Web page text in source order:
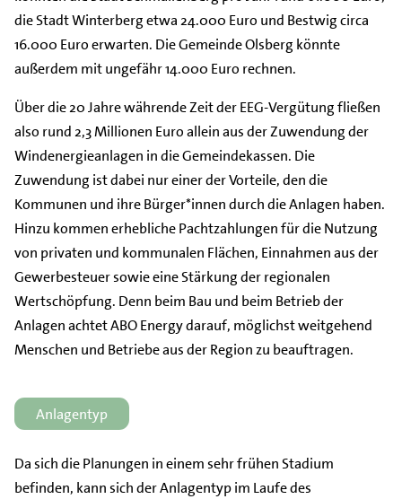
die Stadt Winterberg etwa 24.000 Euro und Bestwig circa
16.000 Euro erwarten. Die Gemeinde Olsberg könnte
außerdem mit ungefähr 14.000 Euro rechnen.
Über die 20 Jahre währende Zeit der EEG-Vergütung fließen
also rund 2,3 Millionen Euro allein aus der Zuwendung der
Windenergieanlagen in die Gemeindekassen. Die
Zuwendung ist dabei nur einer der Vorteile, den die
Kommunen und ihre Bürger*innen durch die Anlagen haben.
Hinzu kommen erhebliche Pachtzahlungen für die Nutzung
von privaten und kommunalen Flächen, Einnahmen aus der
Gewerbesteuer sowie eine Stärkung der regionalen
Wertschöpfung. Denn beim Bau und beim Betrieb der
Anlagen achtet ABO Energy darauf, möglichst weitgehend
Menschen und Betriebe aus der Region zu beauftragen.
Anlagentyp
Da sich die Planungen in einem sehr frühen Stadium
befinden, kann sich der Anlagentyp im Laufe des